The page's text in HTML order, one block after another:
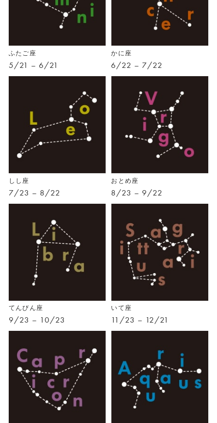
ふたご座
5/21 – 6/21
かに座
6/22 – 7/22
しし座
7/23 – 8/22
おとめ座
8/23 – 9/22
てんびん座
9/23 – 10/23
いて座
11/23 – 12/21